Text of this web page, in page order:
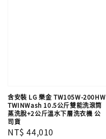
含安裝 LG 樂金 TW105W-200HW
TWINWash 10.5公斤雙能洗滾筒
蒸洗脫+2公斤溫水下層洗衣機 公
司貨
Regular
NT$ 44,010